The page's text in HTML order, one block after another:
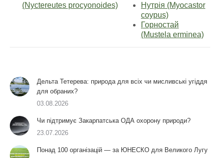
(Nyctereutes procyonoides)
Нутрія (Myocastor
coypus)
Горностай
(Mustela erminea)
Дельта Тетерева: природа для всіх чи мисливські угіддя
для обраних?
03.08.2026
Чи підтримує Закарпатська ОДА охорону природи?
23.07.2026
Понад 100 організацій — за ЮНЕСКО для Великого Лугу